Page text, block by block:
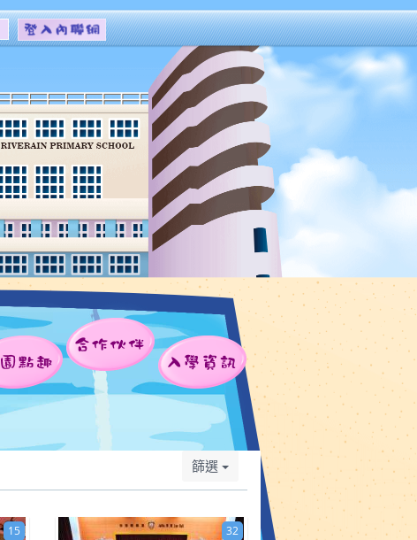
登
密
碼
園點趣
合作伙伴
入學資訊
篩選
15 32